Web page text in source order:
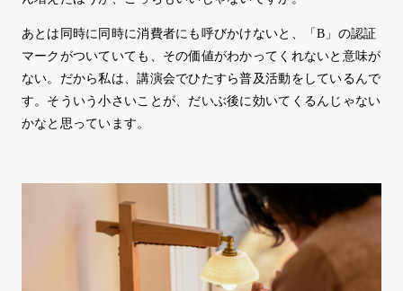
あとは同時に同時に消費者にも呼びかけないと、「B」の認証
マークがついていても、その価値がわかってくれないと意味が
ない。だから私は、講演会でひたすら普及活動をしているんで
す。そういう小さいことが、だいぶ後に効いてくるんじゃない
かなと思っています。